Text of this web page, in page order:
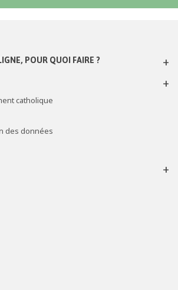
POUR QUOI FAIRE ?
catholique
des données